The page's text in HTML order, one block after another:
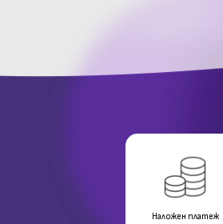
Наложен платеж